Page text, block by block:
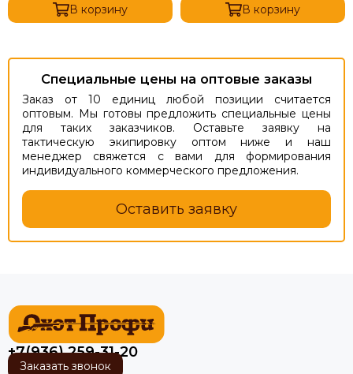
В корзину В корзину
Специальные цены на оптовые заказы
Заказ от 10 единиц любой позиции считается
оптовым. Мы готовы предложить специальные цены
для таких заказчиков. Оставьте заявку на
тактическую экипировку оптом ниже и наш
менеджер свяжется с вами для формирования
индивидуального коммерческого предложения.
Оставить заявку
+7(936) 259-31-20
Заказать звонок